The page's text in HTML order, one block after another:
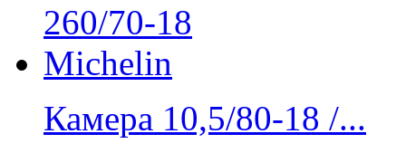
Камера 10,5/80-18 /...